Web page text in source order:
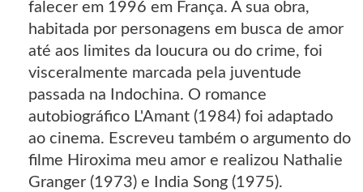
falecer em 1996 em França. A sua obra,
habitada por personagens em busca de amor
até aos limites da loucura ou do crime, foi
visceralmente marcada pela juventude
passada na Indochina. O romance
autobiográfico L'Amant (1984) foi adaptado
ao cinema. Escreveu também o argumento do
filme Hiroxima meu amor e realizou Nathalie
Granger (1973) e India Song (1975).